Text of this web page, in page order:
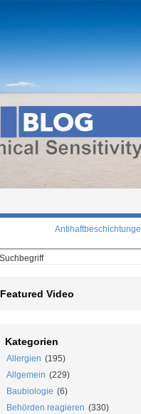
Featured Video
Kategorien
Allergien (195)
Allgemein (229)
Baubiologie (6)
Behörden reagieren (330)